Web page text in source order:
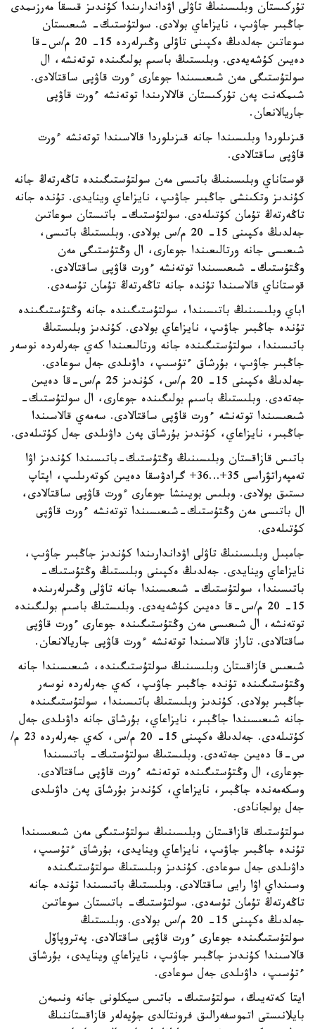
تۇركىستان وبلىسىنىڭ تاۋلى اۋداندارىندا كۇندىز قىسقا مەرزىمدى
جاڭبىر جاۋىپ، نايزاعاي بولادى. سولتۇستىك- شىعىستان
سوعاتىن جەلدىڭ ەكپىنى تاۋلى وڭىرلەردە 15- 20 م/س-قا
دەيىن كۇشەيەدى. وبلىستىڭ باسىم بولىگىندە توتەنشە، ال
سولتۇستىگى مەن شىعىسىندا جوعارى ءورت قاۋپى ساقتالادى.
شىمكەنت پەن تۇركىستان قالالارىندا توتەنشە ءورت قاۋپى
جاريالانعان.
قىزىلوردا وبلىسىندا جانە قىزىلوردا قالاسىندا توتەنشە ءورت
قاۋپى ساقتالادى.
قوستاناي وبلىسىنىڭ باتىسى مەن سولتۇستىگىندە تاڭەرتەڭ جانە
كۇندىز وتكىنشى جاڭبىر جاۋىپ، نايزاعاي وينايدى. تۇندە جانە
تاڭەرتەڭ تۇمان كۇتىلەدى. سولتۇستىك- باتىستان سوعاتىن
جەلدىڭ ەكپىنى 15- 20 م/س بولادى. وبلىستىڭ باتىسى،
شىعىسى جانە ورتالىعىندا جوعارى، ال وڭتۇستىگى مەن
وڭتۇستىك- شىعىسىندا توتەنشە ءورت قاۋپى ساقتالادى.
قوستاناي قالاسىندا تۇندە جانە تاڭەرتەڭ تۇمان تۇسەدى.
اباي وبلىسىنىڭ باتىسىندا، سولتۇستىگىندە جانە وڭتۇستىگىندە
تۇندە جاڭبىر جاۋىپ، نايزاعاي بولادى. كۇندىز وبلىستىڭ
باتىسىندا، سولتۇستىگىندە جانە ورتالىعىندا كەي جەرلەردە نوسەر
جاڭبىر جاۋىپ، بۇرشاق ءتۇسىپ، داۋىلدى جەل سوعادى.
جەلدىڭ ەكپىنى 15- 20 م/س، كۇندىز 25 م/س-قا دەيىن
جەتەدى. وبلىستىڭ باسىم بولىگىندە جوعارى، ال سولتۇستىك-
شىعىسىندا توتەنشە ءورت قاۋپى ساقتالادى. سەمەي قالاسىندا
جاڭبىر، نايزاعاي، كۇندىز بۇرشاق پەن داۋىلدى جەل كۇتىلەدى.
باتىس قازاقستان وبلىسىنىڭ وڭتۇستىك-باتىسىندا كۇندىز اۋا
تەمپەراتۋراسى 35+…36+ گرادۋسقا دەيىن كوتەرىلىپ، اپتاپ
ىستىق بولادى. وبلىس بويىنشا جوعارى ءورت قاۋپى ساقتالادى،
ال باتىسى مەن وڭتۇستىك-شىعىسىندا توتەنشە ءورت قاۋپى
كۇتىلەدى.
جامبىل وبلىسىنىڭ تاۋلى اۋداندارىندا كۇندىز جاڭبىر جاۋىپ،
نايزاعاي وينايدى. جەلدىڭ ەكپىنى وبلىستىڭ وڭتۇستىك-
باتىسىندا، سولتۇستىك- شىعىسىندا جانە تاۋلى وڭىرلەرىندە
15- 20 م/س-قا دەيىن كۇشەيەدى. وبلىستىڭ باسىم بولىگىندە
توتەنشە، ال شىعىسى مەن وڭتۇستىگىندە جوعارى ءورت قاۋپى
ساقتالادى. تاراز قالاسىندا توتەنشە ءورت قاۋپى جاريالانعان.
شىعىس قازاقستان وبلىسىنىڭ سولتۇستىگىندە، شىعىسىندا جانە
وڭتۇستىگىندە تۇندە جاڭبىر جاۋىپ، كەي جەرلەردە نوسەر
جاڭبىر بولادى. كۇندىز وبلىستىڭ باتىسىندا، سولتۇستىگىندە
جانە شىعىسىندا جاڭبىر، نايزاعاي، بۇرشاق جانە داۋىلدى جەل
كۇتىلەدى. جەلدىڭ ەكپىنى 15- 20 م/س، كەي جەرلەردە 23 م/
س-قا دەيىن جەتەدى. وبلىستىڭ سولتۇستىك- باتىسىندا
جوعارى، ال وڭتۇستىگىندە توتەنشە ءورت قاۋپى ساقتالادى.
وسكەمەندە جاڭبىر، نايزاعاي، كۇندىز بۇرشاق پەن داۋىلدى
جەل بولجانادى.
سولتۇستىك قازاقستان وبلىسىنىڭ سولتۇستىگى مەن شىعىسىندا
تۇندە جاڭبىر جاۋىپ، نايزاعاي وينايدى، بۇرشاق ءتۇسىپ،
داۋىلدى جەل سوعادى. كۇندىز وبلىستىڭ سولتۇستىگىندە
وسىنداي اۋا رايى ساقتالادى. وبلىستىڭ باتىسىندا تۇندە جانە
تاڭەرتەڭ تۇمان تۇسەدى. سولتۇستىك- باتىستان سوعاتىن
جەلدىڭ ەكپىنى 15- 20 م/س بولادى. وبلىستىڭ
سولتۇستىگىندە جوعارى ءورت قاۋپى ساقتالادى. پەتروپاۆل
قالاسىندا كۇندىز جاڭبىر جاۋىپ، نايزاعاي وينايدى، بۇرشاق
ءتۇسىپ، داۋىلدى جەل سوعادى.
ايتا كەتەيىك، سولتۇستىك- باتىس سيكلونى جانە ونىمەن
بايلانىستى اتموسفەرالىق فرونتالدى جۇيەلەر قازاقستاننىڭ